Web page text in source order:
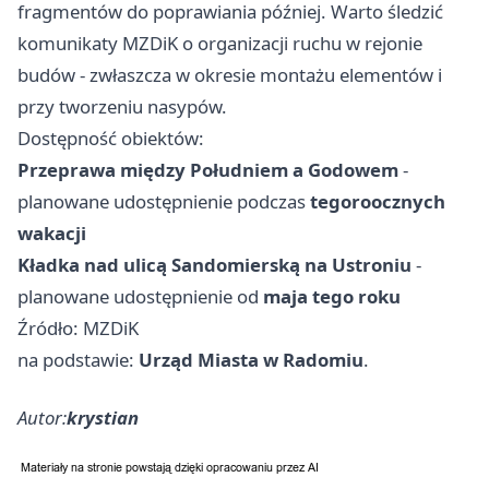
fragmentów do poprawiania później. Warto śledzić
komunikaty MZDiK o organizacji ruchu w rejonie
budów - zwłaszcza w okresie montażu elementów i
przy tworzeniu nasypów.
Dostępność obiektów:
Przeprawa między Południem a Godowem-
planowane udostępnienie podczastegoroocznych
wakacji
Kładka nad ulicą Sandomierską na Ustroniu -
planowane udostępnienie od maja tego roku
Źródło: MZDiK
na podstawie: Urząd Miasta w Radomiu.
Autor:krystian